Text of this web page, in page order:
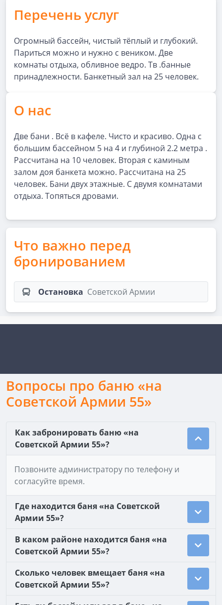
Перечень услуг
Огромный бассейн, чистый тёплый и глубокий.
Париться можно и нужно с веником. Две
комнаты отдыха, обливное ведро. Тв .банные
принадлежности. Банкетный зал на 25 человек.
О нас
Две бани . Всё в кафеле. Чисто и красиво. Одна с
большим бассейном 5 на 4 и глубиной 2.2 метра .
Рассчитана на 10 человек. Вторая с каминым
залом доя банкета можно. Рассчитана на 25
человек. Бани двух этажные. С двумя комнатами
отдыха. Топяться дровами.
Что важно перед
бронированием
Остановка Советской Армии
Вопросы про баню «на
Советской Армии 55»
Как забронировать баню «на
Советской Армии 55»?
Позвоните администратору по телефону и
согласуйте время.
Где находится баня «на Советской
Армии 55»?
В каком районе находится баня «на
Советской Армии 55»?
Сколько человек вмещает баня «на
Советской Армии 55»?